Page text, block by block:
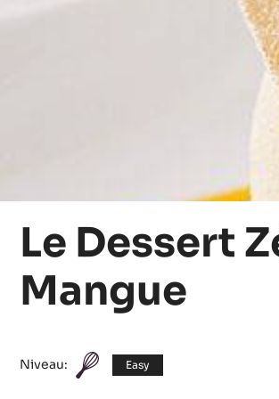
Le Dessert
Mangue
Niveau: Easy